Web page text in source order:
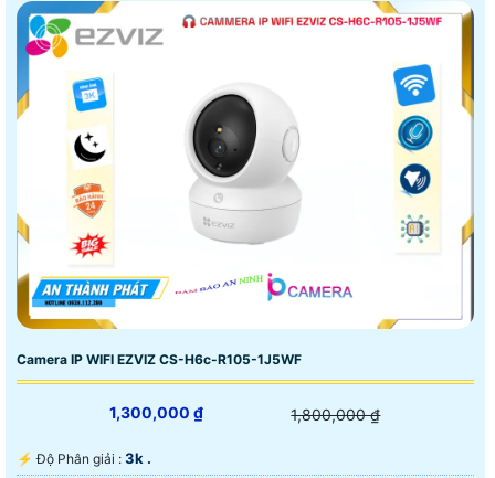
Camera IP WIFI EZVIZ CS-H6c-R105-1J5WF
1,300,000 ₫ 1,800,000 ₫
️⚡ Độ Phân giải : 3k .